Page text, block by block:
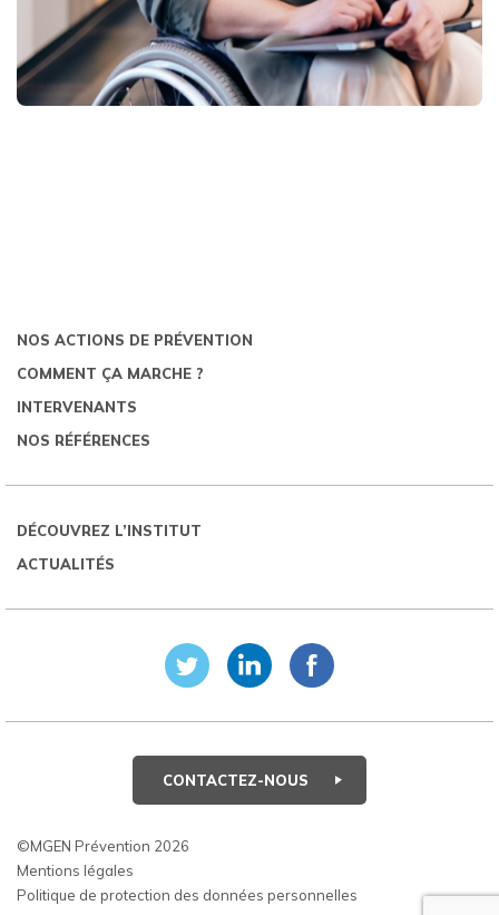
NOS ACTIONS DE PRÉVENTION
COMMENT ÇA MARCHE ?
INTERVENANTS
NOS RÉFÉRENCES
DÉCOUVREZ L’INSTITUT
ACTUALITÉS
CONTACTEZ-NOUS
©MGEN Prévention 2026
Mentions légales
Politique de protection des données personnelles